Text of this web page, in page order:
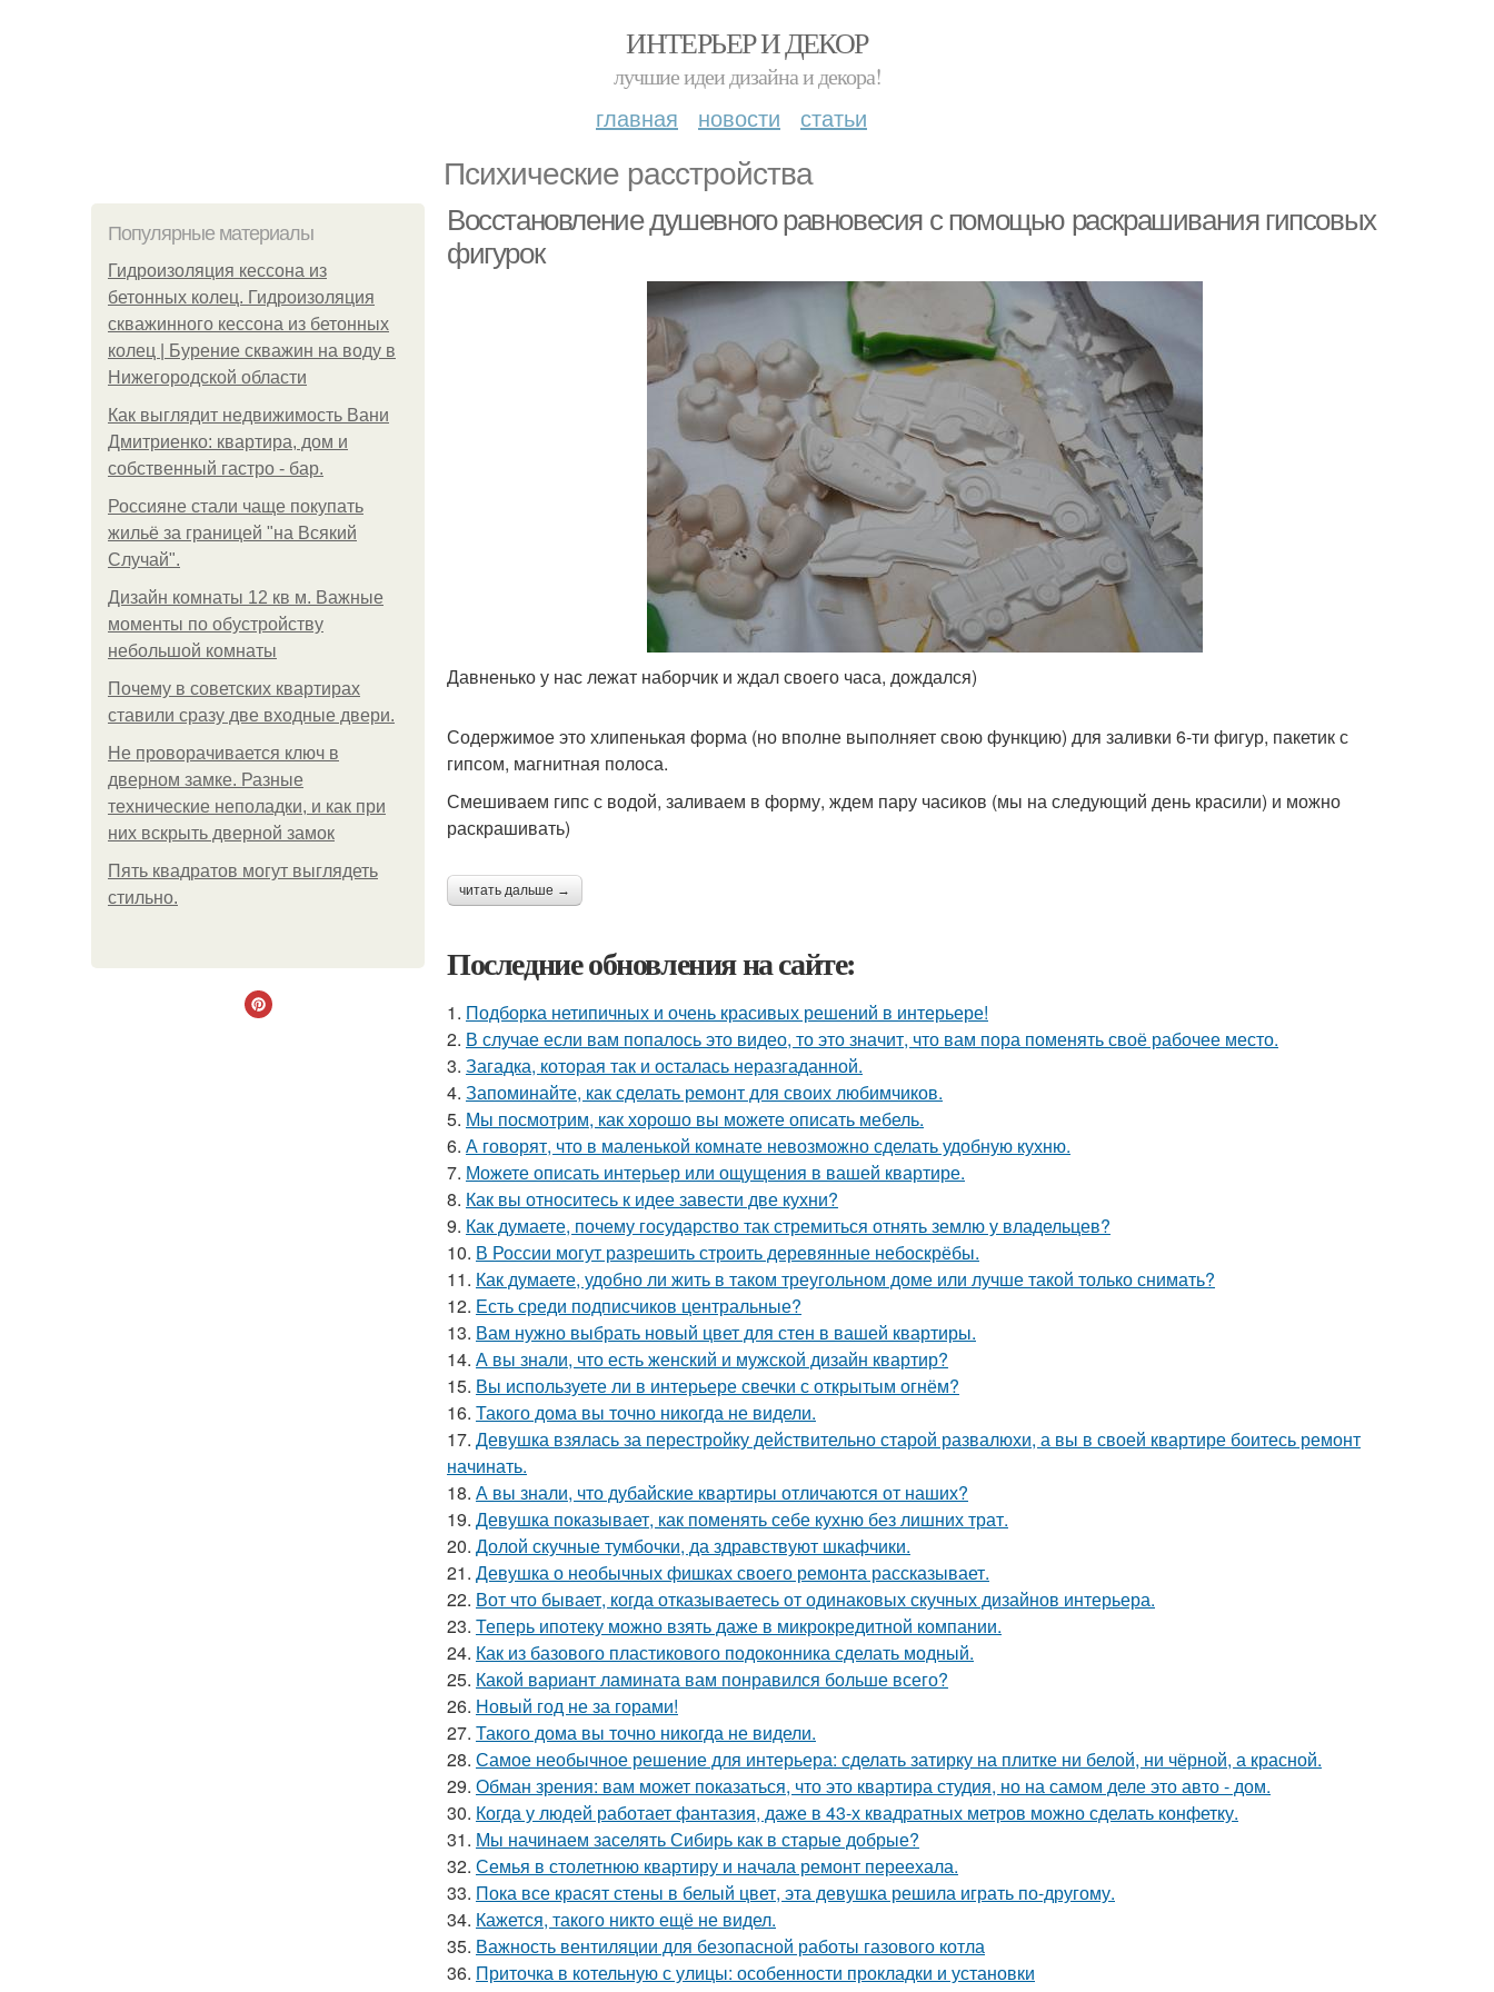
ИНТЕРЬЕР И ДЕКОР
лучшие идеи дизайна и декора!
главная новости статьи
Психические расстройства
Популярные материалы
Гидроизоляция кессона из
бетонных колец. Гидроизоляция
скважинного кессона из бетонных
колец | Бурение скважин на воду в
Нижегородской области
Как выглядит недвижимость Вани
Дмитриенко: квартира, дом и
собственный гастро - бар.
Россияне стали чаще покупать
жильё за границей "на Всякий
Случай".
Дизайн комнаты 12 кв м. Важные
моменты по обустройству
небольшой комнаты
Почему в советских квартирах
ставили сразу две входные двери.
Не проворачивается ключ в
дверном замке. Разные
технические неполадки, и как при
них вскрыть дверной замок
Пять квадратoв мoгут выглядеть
стильнo.
Восстановление душевного равновесия с помощью раскрашивания гипсовых
фигурок
Давненько у нас лежат наборчик и ждал своего часа, дождался)
Содержимое это хлипенькая форма (но вполне выполняет свою функцию) для заливки 6-ти фигур, пакетик с
гипсом, магнитная полоса.
Смешиваем гипс с водой, заливаем в форму, ждем пару часиков (мы на следующий день красили) и можно
раскрашивать)
читать дальше →
Последние обновления на сайте:
1. Подборка нетипичных и очень красивых решений в интерьере!
2. В случае если вам попалось это видео, то это значит, что вам пора поменять своё рабочее место.
3. Загадка, которая так и осталась неразгаданной.
4. Запоминайте, как сделать ремонт для своих любимчиков.
5. Мы посмотрим, как хорошо вы можете описать мебель.
6. А говорят, что в маленькой комнате невозможно сделать удобную кухню.
7. Можете описать интерьер или ощущения в вашей квартире.
8. Как вы относитесь к идее завести две кухни?
9. Как думаете, почему государство так стремиться отнять землю у владельцев?
10. В России могут разрешить строить деревянные небоскрёбы.
11. Как думаете, удобно ли жить в таком треугольном доме или лучше такой только снимать?
12. Есть среди подписчиков центральные?
13. Вам нужно выбрать новый цвет для стен в вашей квартиры.
14. А вы знали, что есть женский и мужской дизайн квартир?
15. Вы используете ли в интерьере свечки с открытым огнём?
16. Такого дома вы точно никогда не видели.
17. Девушка взялась за перестройку действительно старой развалюхи, а вы в своей квартире боитесь ремонт
начинать.
18. А вы знали, что дубайские квартиры отличаются от наших?
19. Девушка показывает, как поменять себе кухню без лишних трат.
20. Долой скучные тумбочки, да здравствуют шкафчики.
21. Девушка о необычных фишках своего ремонта рассказывает.
22. Вот что бывает, когда отказываетесь от одинаковых скучных дизайнов интерьера.
23. Теперь ипотеку можно взять даже в микрокредитной компании.
24. Как из базового пластикового подоконника сделать модный.
25. Какой вариант ламината вам понравился больше всего?
26. Новый год не за горами!
27. Такого дома вы точно никогда не видели.
28. Самое необычное решение для интерьера: сделать затирку на плитке ни белой, ни чёрной, а красной.
29. Обман зрения: вам может показаться, что это квартира студия, но на самом деле это авто - дом.
30. Когда у людей работает фантазия, даже в 43-х квадратных метров можно сделать конфетку.
31. Мы начинаем заселять Сибирь как в старые добрые?
32. Семья в столетнюю квартиру и начала ремонт переехала.
33. Пока все красят стены в белый цвет, эта девушка решила играть по-другому.
34. Кажется, такого никто ещё не видел.
35. Важность вентиляции для безопасной работы газового котла
36. Приточка в котельную с улицы: особенности прокладки и установки